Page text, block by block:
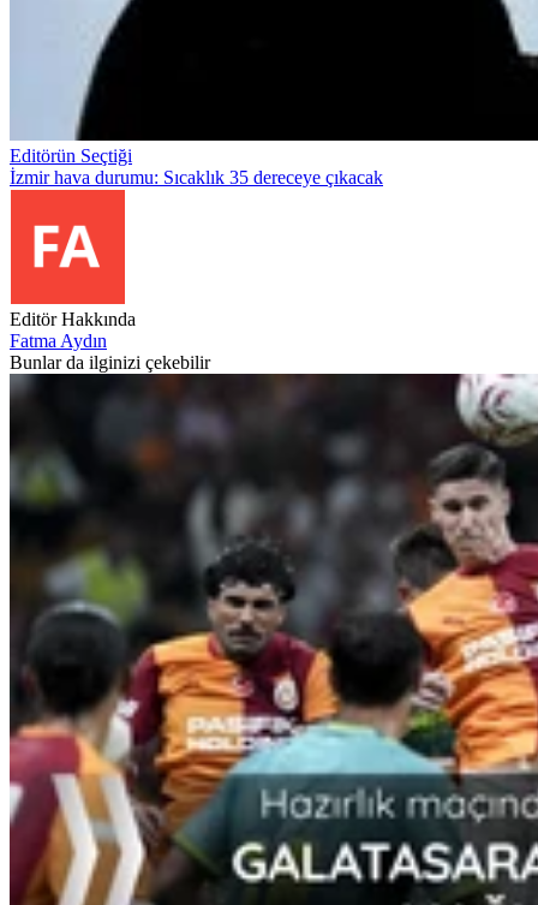
Editörün Seçtiği
İzmir hava durumu: Sıcaklık 35 dereceye çıkacak
Editör Hakkında
Fatma Aydın
Bunlar da ilginizi çekebilir